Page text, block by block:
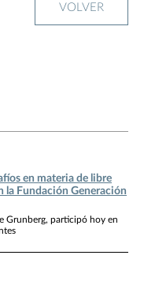
VOLVER
en materia de libre
la Fundación Generación
Grunberg, participó hoy en